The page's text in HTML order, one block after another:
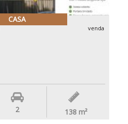
CASA
venda
2 138 m²